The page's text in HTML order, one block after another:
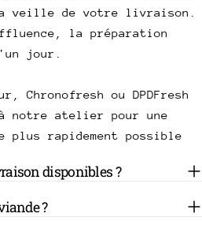
veille de votre livraison.
la préparation
jour.
Chronofresh ou DPDFresh
notre atelier pour une
plus rapidement possible
disponibles ?
?